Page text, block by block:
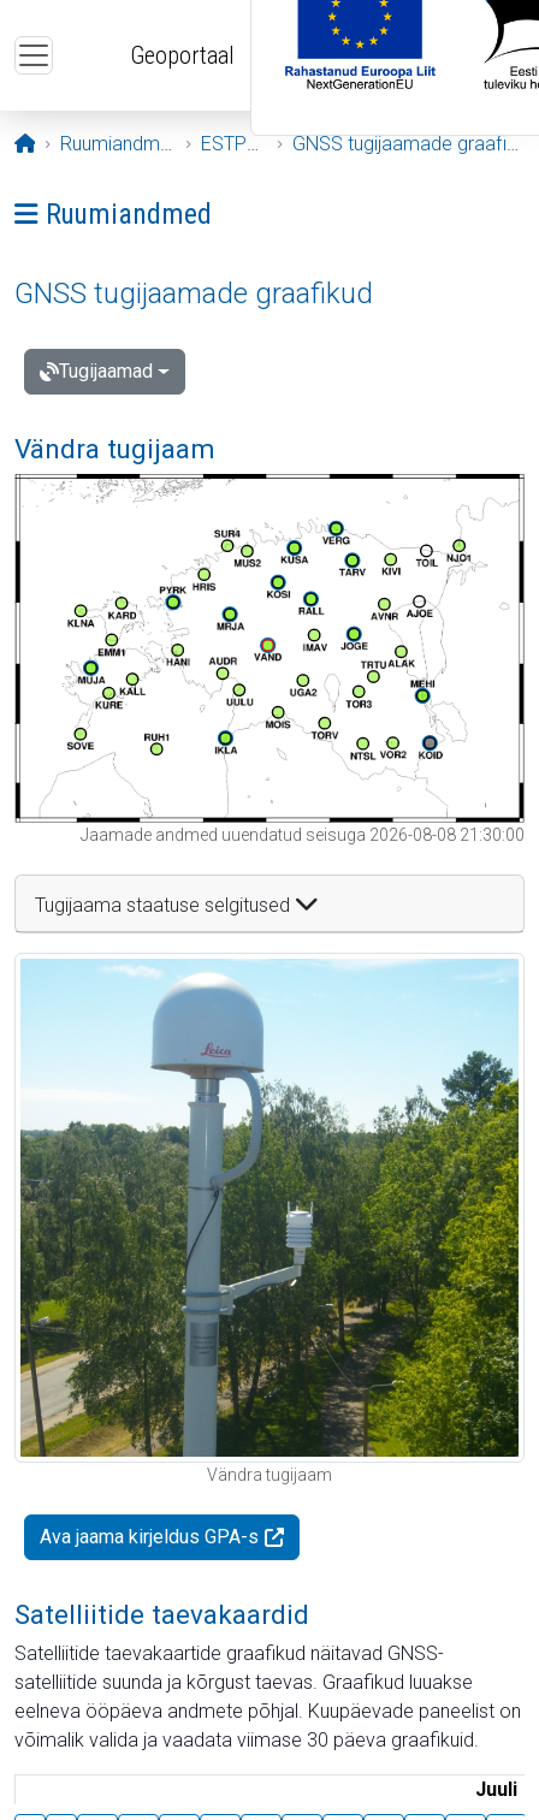
Geoportaal
Avaleht
Ruumiandmed ESTPOS GNSS tugijaamade graafikud
Ava menüü: Ruumiandmed
Ruumiandmed
GNSS tugijaamade graafikud
Tugijaamad
Vändra tugijaam
Jaamade andmed uuendatud seisuga 2026-08-08 21:30:00
Tugijaama staatuse selgitused
Vändra tugijaam
Ava jaama kirjeldus GPA-s
Satelliitide taevakaardid
Satelliitide taevakaartide graafikud näitavad GNSS-
satelliitide suunda ja kõrgust taevas. Graafikud luuakse
eelneva ööpäeva andmete põhjal. Kuupäevade paneelist on
võimalik valida ja vaadata viimase 30 päeva graafikuid.
Juuli